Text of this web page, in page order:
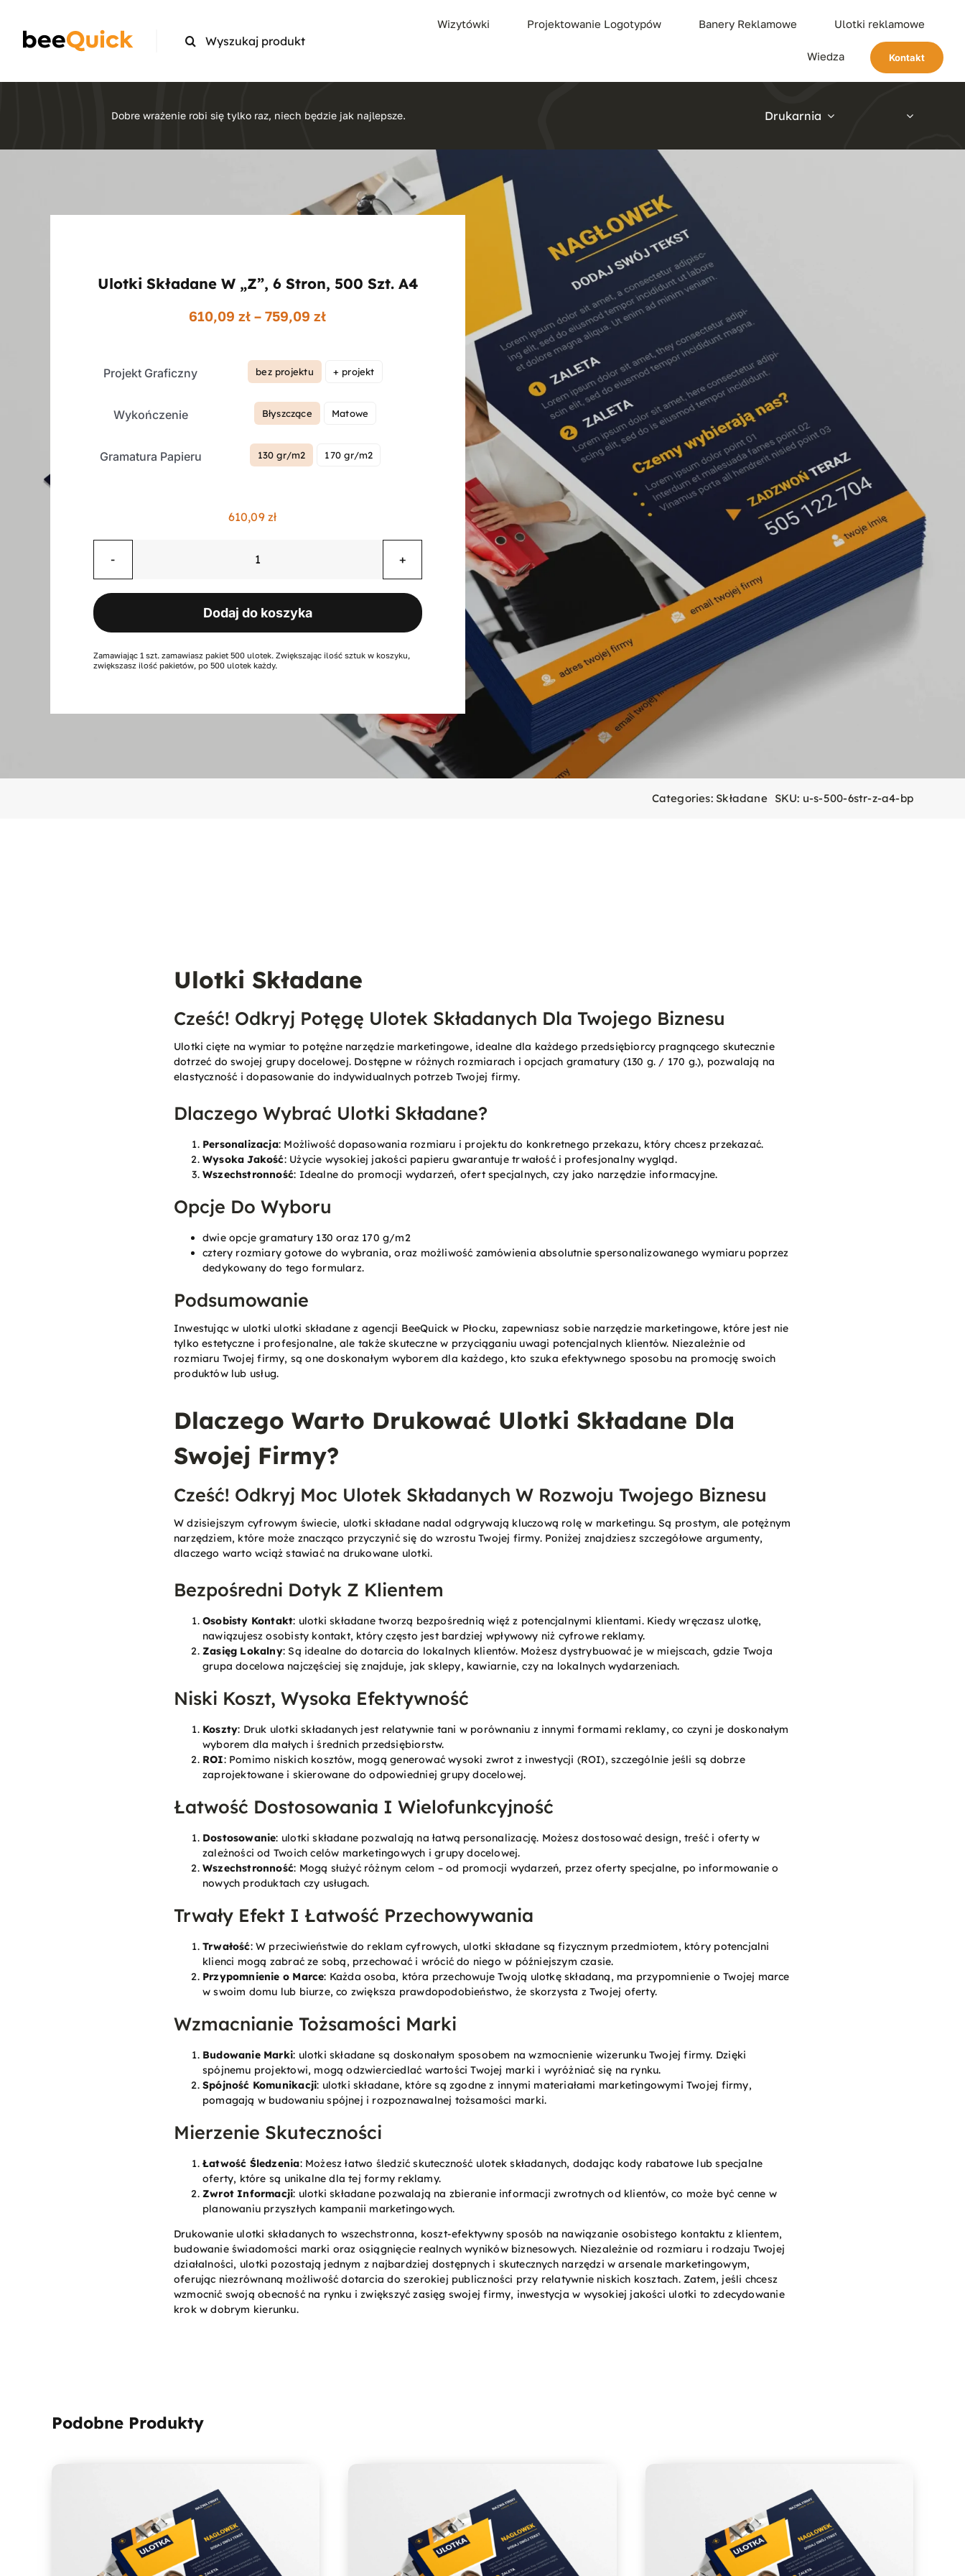
content
for:
Wizytówki Projektowanie Logotypów Banery Reklamowe Ulotki reklamowe
Wiedza Kontakt
Dobre wrażenie robi się tylko raz, niech będzie jak najlepsze. Drukarnia
Ulotki Składane W „z”, 6 Stron, 500 Szt. A4
610,09zł – 759,09złZakres
do
Projekt Graficzny bez projektu + projekt
Wykończenie Błyszczące Matowe
Gramatura Papieru 130 gr/m2 170 gr/m2
610,09 zł
ilość
w
"z",
6
stron,
Dodaj do koszyka
Zamawiając 1 szt. zamawiasz pakiet 500 ulotek. Zwiększając ilość sztuk w koszyku,
zwiększasz ilość pakietów, po 500 ulotek każdy.
Categories: Składane SKU: u-s-500-6str-z-a4-bp
Ulotki Składane
Cześć! Odkryj Potęgę Ulotek Składanych Dla Twojego Biznesu
Ulotki cięte na wymiar to potężne narzędzie marketingowe, idealne dla każdego przedsiębiorcy pragnącego skutecznie
dotrzeć do swojej grupy docelowej. Dostępne w różnych rozmiarach i opcjach gramatury (130 g. / 170 g.), pozwalają na
elastyczność i dopasowanie do indywidualnych potrzeb Twojej firmy.
Dlaczego Wybrać Ulotki Składane?
Personalizacja: Możliwość dopasowania rozmiaru i projektu do konkretnego przekazu, który chcesz przekazać.
Wysoka Jakość: Użycie wysokiej jakości papieru gwarantuje trwałość i profesjonalny wygląd.
Wszechstronność: Idealne do promocji wydarzeń, ofert specjalnych, czy jako narzędzie informacyjne.
Opcje Do Wyboru
dwie opcje gramatury 130 oraz 170 g/m2
cztery rozmiary gotowe do wybrania, oraz możliwość zamówienia absolutnie spersonalizowanego wymiaru poprzez
dedykowany do tego formularz.
Podsumowanie
Inwestując w ulotki ulotki składane z agencji BeeQuick w Płocku, zapewniasz sobie narzędzie marketingowe, które jest nie
tylko estetyczne i profesjonalne, ale także skuteczne w przyciąganiu uwagi potencjalnych klientów. Niezależnie od
rozmiaru Twojej firmy, są one doskonałym wyborem dla każdego, kto szuka efektywnego sposobu na promocję swoich
produktów lub usług​.
Dlaczego Warto Drukować Ulotki Składane Dla
Swojej Firmy?
Cześć! Odkryj Moc Ulotek Składanych W Rozwoju Twojego Biznesu
W dzisiejszym cyfrowym świecie, ulotki składane nadal odgrywają kluczową rolę w marketingu. Są prostym, ale potężnym
narzędziem, które może znacząco przyczynić się do wzrostu Twojej firmy. Poniżej znajdziesz szczegółowe argumenty,
dlaczego warto wciąż stawiać na drukowane ulotki.
Bezpośredni Dotyk Z Klientem
Osobisty Kontakt: ulotki składane tworzą bezpośrednią więź z potencjalnymi klientami. Kiedy wręczasz ulotkę,
nawiązujesz osobisty kontakt, który często jest bardziej wpływowy niż cyfrowe reklamy.
Zasięg Lokalny: Są idealne do dotarcia do lokalnych klientów. Możesz dystrybuować je w miejscach, gdzie Twoja
grupa docelowa najczęściej się znajduje, jak sklepy, kawiarnie, czy na lokalnych wydarzeniach.
Niski Koszt, Wysoka Efektywność
Koszty: Druk ulotki składanych jest relatywnie tani w porównaniu z innymi formami reklamy, co czyni je doskonałym
wyborem dla małych i średnich przedsiębiorstw.
ROI: Pomimo niskich kosztów, mogą generować wysoki zwrot z inwestycji (ROI), szczególnie jeśli są dobrze
zaprojektowane i skierowane do odpowiedniej grupy docelowej.
Łatwość Dostosowania I Wielofunkcyjność
Dostosowanie: ulotki składane pozwalają na łatwą personalizację. Możesz dostosować design, treść i oferty w
zależności od Twoich celów marketingowych i grupy docelowej.
Wszechstronność: Mogą służyć różnym celom – od promocji wydarzeń, przez oferty specjalne, po informowanie o
nowych produktach czy usługach.
Trwały Efekt I Łatwość Przechowywania
Trwałość: W przeciwieństwie do reklam cyfrowych, ulotki składane są fizycznym przedmiotem, który potencjalni
klienci mogą zabrać ze sobą, przechować i wrócić do niego w późniejszym czasie.
Przypomnienie o Marce: Każda osoba, która przechowuje Twoją ulotkę składaną, ma przypomnienie o Twojej marce
w swoim domu lub biurze, co zwiększa prawdopodobieństwo, że skorzysta z Twojej oferty.
Wzmacnianie Tożsamości Marki
Budowanie Marki: ulotki składane są doskonałym sposobem na wzmocnienie wizerunku Twojej firmy. Dzięki
spójnemu projektowi, mogą odzwierciedlać wartości Twojej marki i wyróżniać się na rynku.
Spójność Komunikacji: ulotki składane, które są zgodne z innymi materiałami marketingowymi Twojej firmy,
pomagają w budowaniu spójnej i rozpoznawalnej tożsamości marki.
Mierzenie Skuteczności
Łatwość Śledzenia: Możesz łatwo śledzić skuteczność ulotek składanych, dodając kody rabatowe lub specjalne
oferty, które są unikalne dla tej formy reklamy.
Zwrot Informacji: ulotki składane pozwalają na zbieranie informacji zwrotnych od klientów, co może być cenne w
planowaniu przyszłych kampanii marketingowych.
Drukowanie ulotki składanych to wszechstronna, koszt-efektywny sposób na nawiązanie osobistego kontaktu z klientem,
budowanie świadomości marki oraz osiągnięcie realnych wyników biznesowych. Niezależnie od rozmiaru i rodzaju Twojej
działalności, ulotki pozostają jednym z najbardziej dostępnych i skutecznych narzędzi w arsenale marketingowym,
oferując niezrównaną możliwość dotarcia do szerokiej publiczności przy relatywnie niskich kosztach. Zatem, jeśli chcesz
wzmocnić swoją obecność na rynku i zwiększyć zasięg swojej firmy, inwestycja w wysokiej jakości ulotki to zdecydowanie
krok w dobrym kierunku.
Podobne Produkty